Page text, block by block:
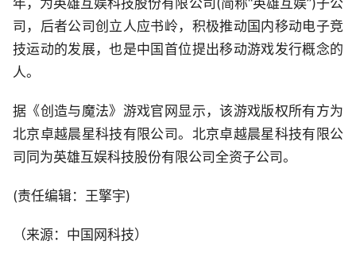
年，为英雄互娱科技股份有限公司(简称“英雄互娱”)子公
司，后者公司创立人应书岭，积极推动国内移动电子竞
技运动的发展，也是中国首位提出移动游戏发行概念的
人。
据《创造与魔法》游戏官网显示，该游戏版权所有方为
北京卓越晨星科技有限公司。北京卓越晨星科技有限公
司同为英雄互娱科技股份有限公司全资子公司。
(责任编辑：王擎宇)
（来源：中国网科技）